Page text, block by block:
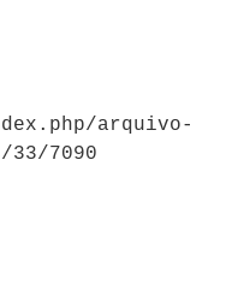
arquivo-
7090